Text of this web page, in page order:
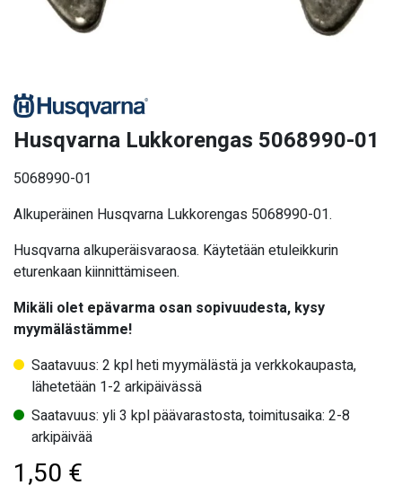
Husqvarna Lukkorengas 5068990-01
5068990-01
Alkuperäinen Husqvarna Lukkorengas 5068990-01.
Husqvarna alkuperäisvaraosa. Käytetään etuleikkurin
eturenkaan kiinnittämiseen.
Mikäli olet epävarma osan sopivuudesta, kysy
myymälästämme!
Saatavuus: 2 kpl heti myymälästä ja verkkokaupasta,
lähetetään 1-2 arkipäivässä
Saatavuus: yli 3 kpl päävarastosta, toimitusaika: 2-8
arkipäivää
1,50 €